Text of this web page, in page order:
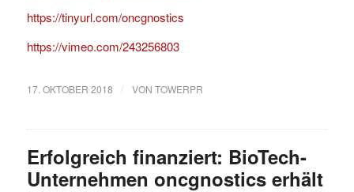
https://tinyurl.com/oncgnostics
https://vimeo.com/243256803
17. OKTOBER 2018 / VON TOWERPR
Erfolgreich finanziert: BioTech-
Unternehmen oncgnostics erhält